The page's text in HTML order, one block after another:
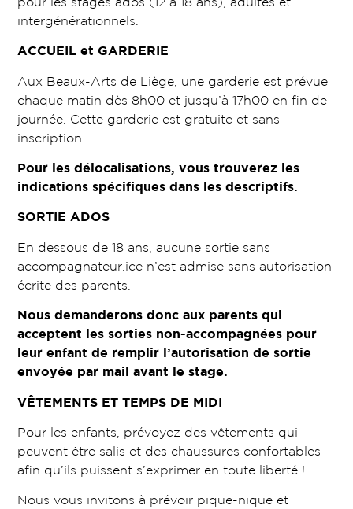
intergénérationnels.
ACCUEIL et GARDERIE
Aux Beaux-Arts de Liège, une garderie est prévue
chaque matin dès 8h00 et jusqu’à 17h00 en fin de
journée. Cette garderie est gratuite et sans
inscription.
Pour les délocalisations, vous trouverez les
indications spécifiques dans les descriptifs.
SORTIE ADOS
En dessous de 18 ans, aucune sortie sans
accompagnateur.ice n’est admise sans autorisation
écrite des parents.
Nous demanderons donc aux parents qui
acceptent les sorties non-accompagnées pour
leur enfant de remplir l’autorisation de sortie
envoyée par mail avant le stage.
VÊTEMENTS ET TEMPS DE MIDI
Pour les enfants, prévoyez des vêtements qui
peuvent être salis et des chaussures confortables
afin qu’ils puissent s’exprimer en toute liberté !
Nous vous invitons à prévoir pique-nique et